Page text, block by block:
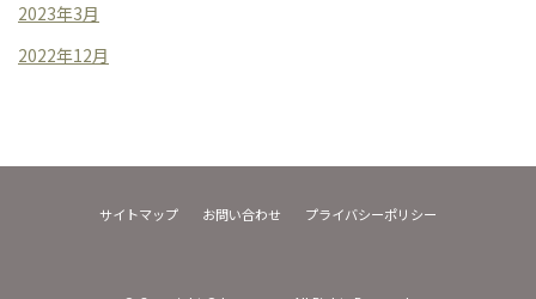
2023年3月
2022年12月
サイトマップ お問い合わせ プライバシーポリシー